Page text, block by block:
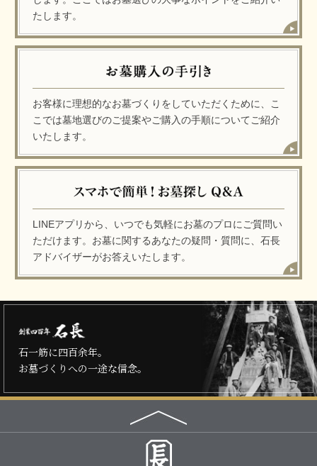
たします。
お客様に理想的なお墓づくりをしていただくために、こ
こでは墓地選びのご提案やご購入の手順についてご紹介
いたします。
LINEアプリから、いつでも気軽にお墓のプロにご質問い
ただけます。お墓に関するあなたの疑問・質問に、石長
アドバイザーがお答えいたします。
石一筋に四百余年。
お墓づくりへの一途な信念。